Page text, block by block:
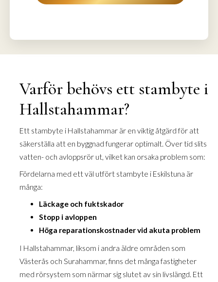
Varför behövs ett stambyte i
Hallstahammar?
Ett stambyte i Hallstahammar är en viktig åtgärd för att
säkerställa att en byggnad fungerar optimalt. Över tid slits
vatten- och avloppsrör ut, vilket kan orsaka problem som:
Fördelarna med ett väl utfört stambyte i Eskilstuna är
många:
Läckage och fuktskador
Stopp i avloppen
Höga reparationskostnader vid akuta problem
I Hallstahammar, liksom i andra äldre områden som
Västerås och Surahammar, finns det många fastigheter
med rörsystem som närmar sig slutet av sin livslängd. Ett